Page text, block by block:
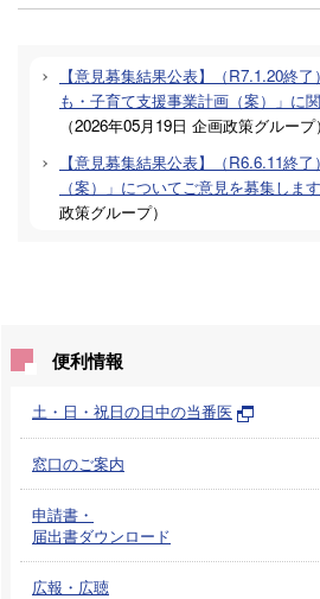
【意見募集結果公表】（R7.1.20終
も・子育て支援事業計画（案）」に
（2026年05月19日 企画政策グループ）
【意見募集結果公表】（R6.6.11終
（案）」についてご意見を募集します
政策グループ）
便利情報
土・日・祝日の日中の当番医
窓口のご案内
申請書・
届出書ダウンロード
広報・広聴